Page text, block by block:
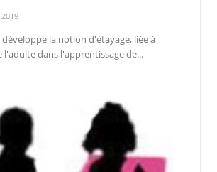
la notion d'étayage, liée à
dans l'apprentissage de...